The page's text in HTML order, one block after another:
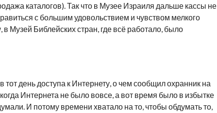
каталогов). Так что в Музее Израиля дальше кассы не
с большим удовольствием и чувством мелкого
Музей Библейских стран, где всё работало, было
день доступа к Интернету, о чем сообщил охранник на
Интернета не было вовсе, а вот время было в избытке
И потому времени хватало на то, чтобы обдумать то,